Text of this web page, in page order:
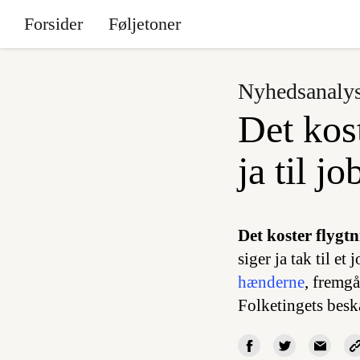
Forsider Føljetoner
Det
ja til
Det koster
siger ja tak til et
hænderne,
Folketingets